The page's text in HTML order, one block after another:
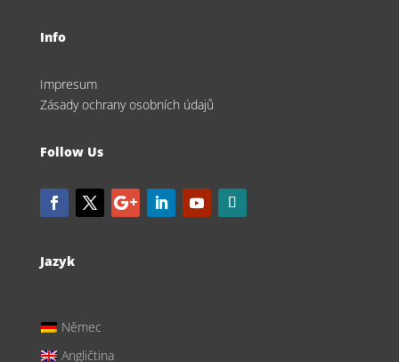
Info
Impresum
Zásady ochrany osobních údajů
Follow Us
Jazyk
Němec
Angličtina